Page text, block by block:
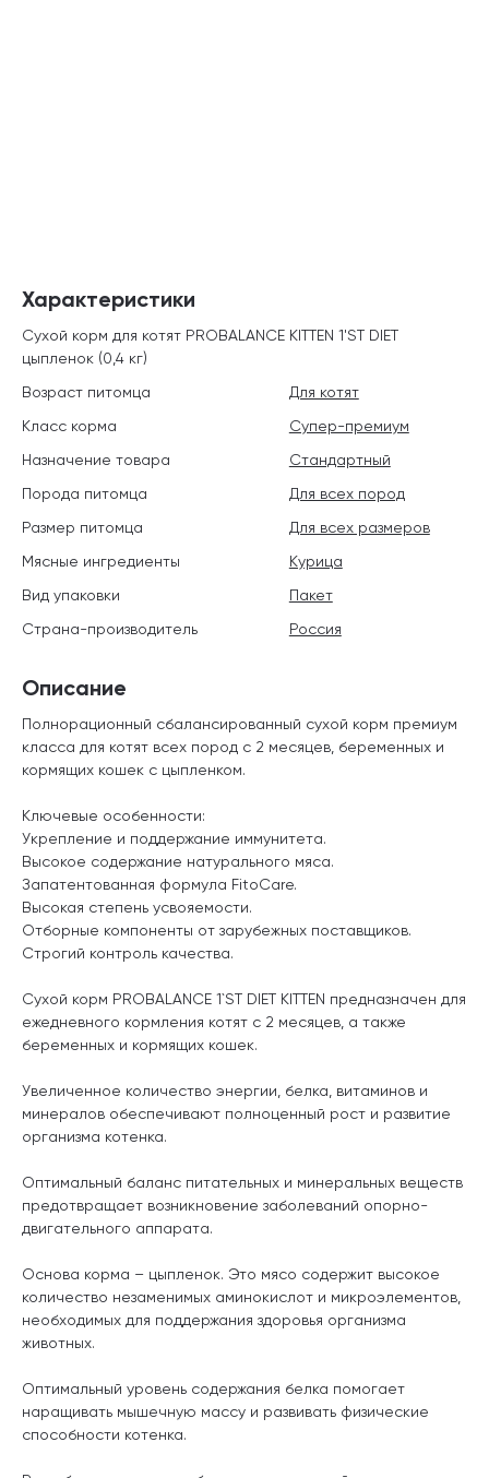
Описание
Полнорационный сбалансированный сухой корм премиум
класса для котят всех пород с 2 месяцев, беременных и
кормящих кошек с цыпленком.
Ключевые особенности:
Укрепление и поддержание иммунитета.
Высокое содержание натурального мяса.
Запатентованная формула FitoCare.
Высокая степень усвояемости.
Отборные компоненты от зарубежных поставщиков.
Строгий контроль качества.
Сухой корм PROBALANCE 1`ST DIET KITTEN предназначен для
ежедневного кормления котят с 2 месяцев, а также
беременных и кормящих кошек.
Увеличенное количество энергии, белка, витаминов и
минералов обеспечивают полноценный рост и развитие
организма котенка.
Оптимальный баланс питательных и минеральных веществ
предотвращает возникновение заболеваний опорно-
двигательного аппарата.
Основа корма – цыпленок. Это мясо содержит высокое
количество незаменимых аминокислот и микроэлементов,
необходимых для поддержания здоровья организма
животных.
Оптимальный уровень содержания белка помогает
наращивать мышечную массу и развивать физические
способности котенка.
Характеристики
Сухой корм для котят PROBALANCE KITTEN 1'ST DIET
цыпленок (0,4 кг)
Возраст питомца
Для котят
Класс корма
Супер-премиум
Назначение товара
Стандартный
Порода питомца
Для всех пород
Размер питомца
Для всех размеров
Мясные ингредиенты
Курица
Вид упаковки
Пакет
Страна-производитель
Россия